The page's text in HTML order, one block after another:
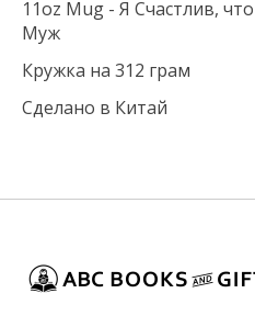
11oz Mug - Я Счастлив,
Муж
Кружка на 312 грам
Сделано в Китай